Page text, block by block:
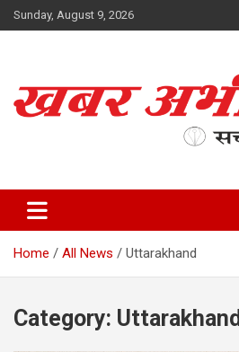
Skip
to
Sunday, August 9, 2026
Home All News Uttarakhand
Category: Uttarakhand